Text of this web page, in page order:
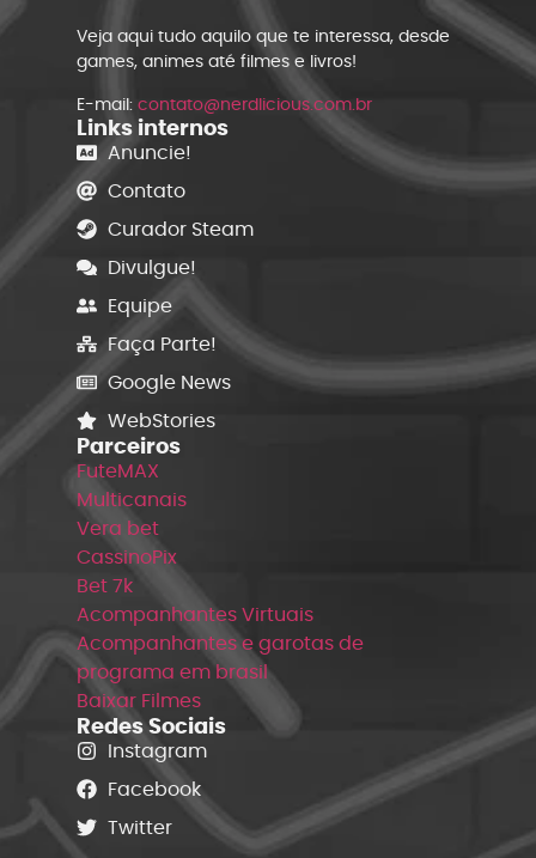
Veja aqui tudo aquilo que te interessa, desde
games, animes até filmes e livros!
E-mail: contato@nerdlicious.com.br
Links internos
Anuncie!
Contato
Curador Steam
Divulgue!
Equipe
Faça Parte!
Google News
WebStories
Parceiros
FuteMAX
Multicanais
Vera bet
CassinoPix
Bet 7k
Acompanhantes Virtuais
Acompanhantes e garotas de
programa em brasil
Baixar Filmes
Redes Sociais
Instagram
Facebook
Twitter